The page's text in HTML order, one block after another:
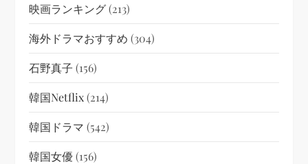
映画ランキング(213)
海外ドラマおすすめ (304)
石野真子 (156)
韓国netflix(214)
韓国ドラマ (542)
韓国女優(156)